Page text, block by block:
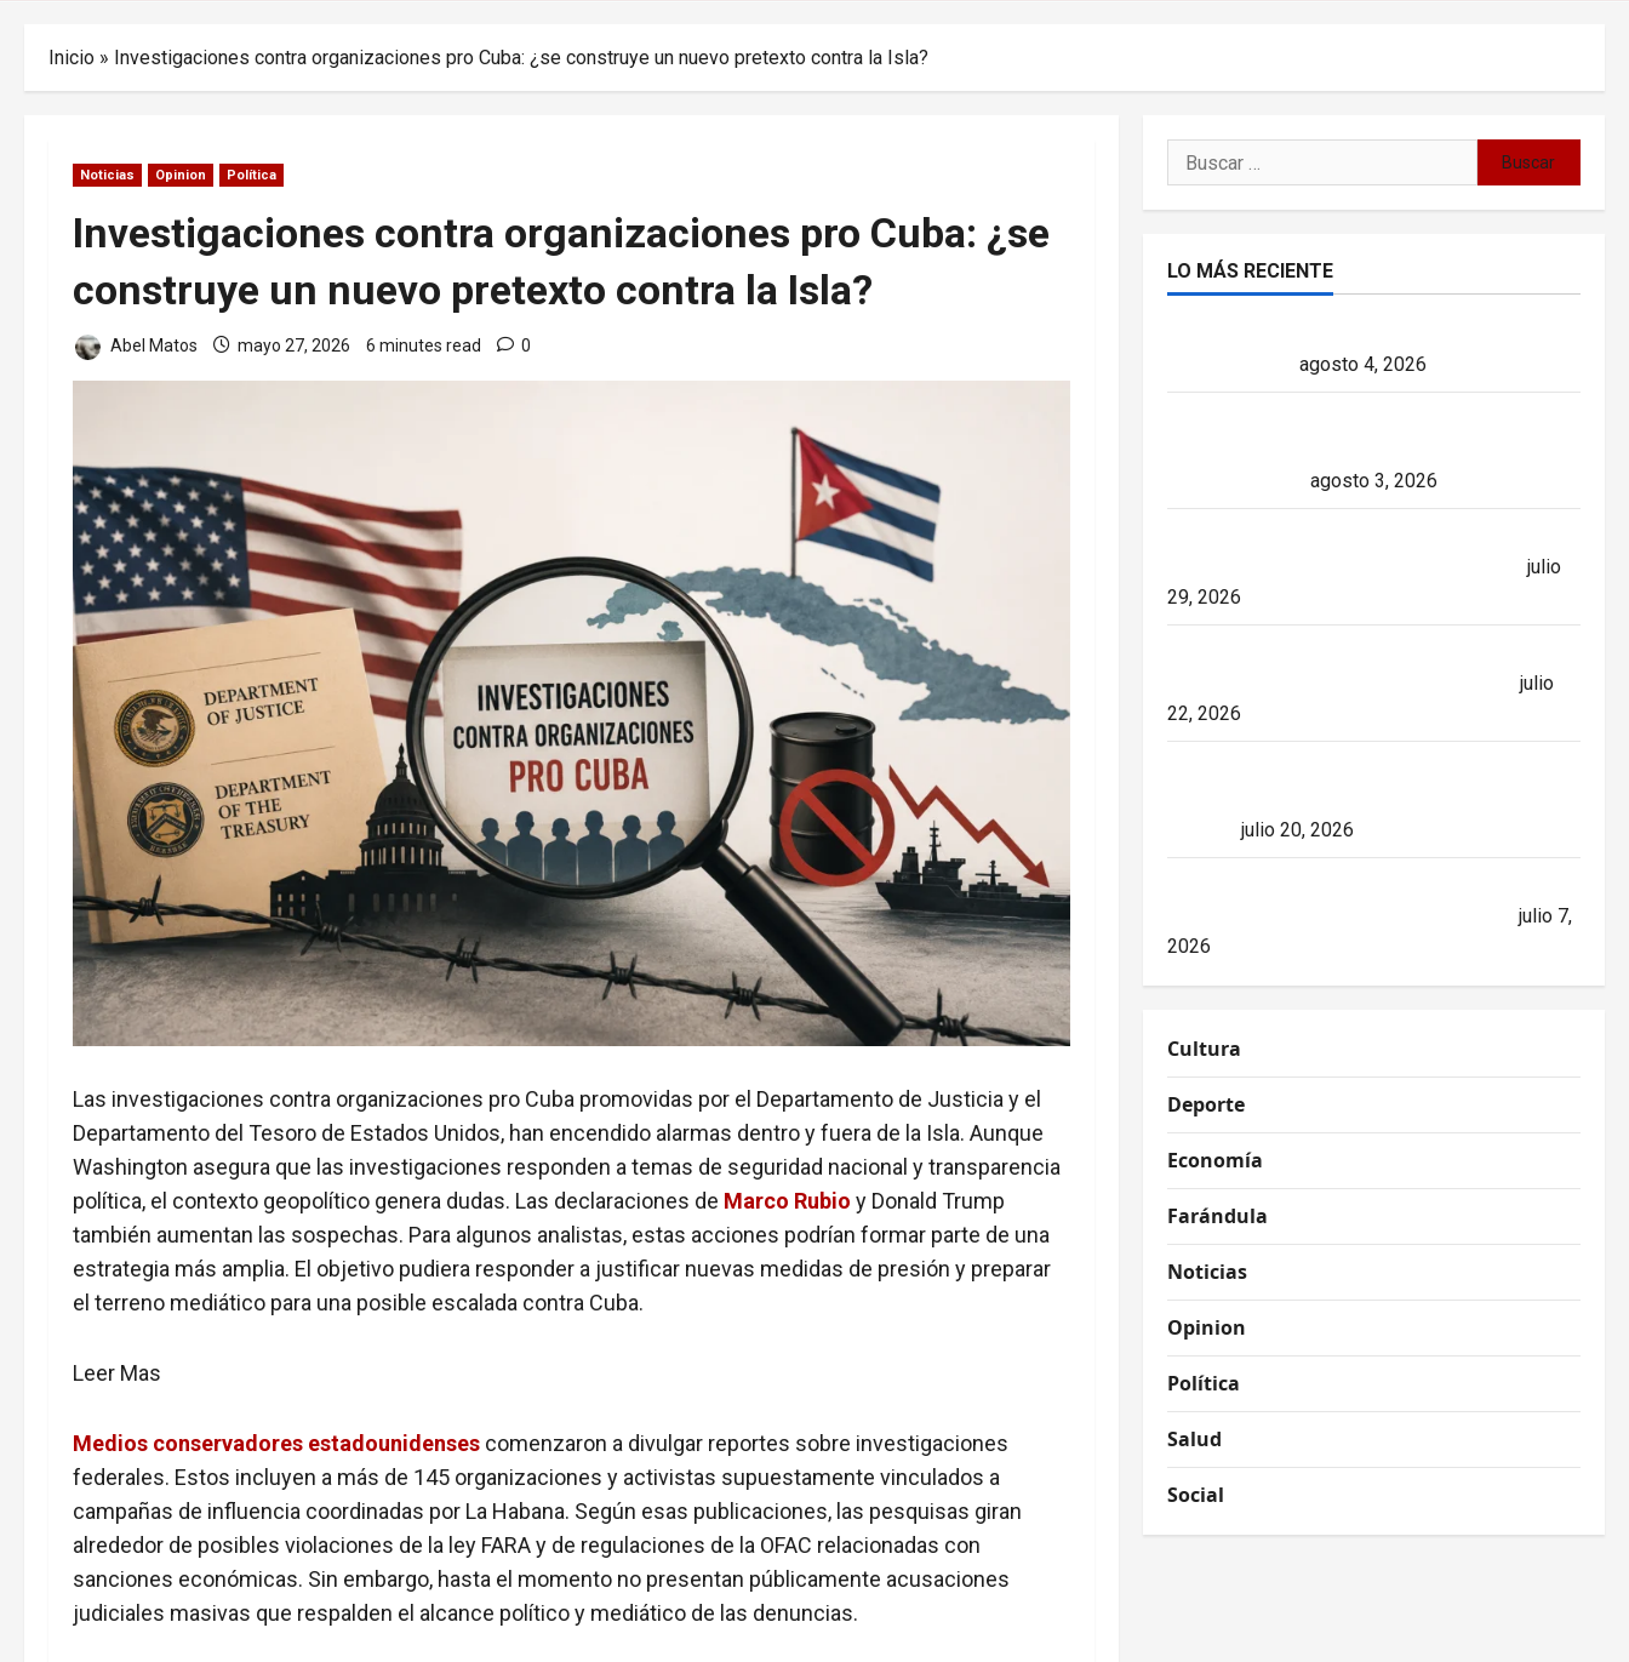
Inicio » Investigaciones contra organizaciones pro Cuba: ¿se construye un nuevo pretexto contra la Isla?
Noticias Opinion Política
Investigaciones contra organizaciones pro Cuba: ¿se
construye un nuevo pretexto contra la Isla?
Abel Matos mayo 27, 2026 6 minutes read 0
Las investigaciones contra organizaciones pro Cuba promovidas por el Departamento de Justicia y el
Departamento del Tesoro de Estados Unidos, han encendido alarmas dentro y fuera de la Isla. Aunque
Washington asegura que las investigaciones responden a temas de seguridad nacional y transparencia
política, el contexto geopolítico genera dudas. Las declaraciones de Marco Rubio y Donald Trump
también aumentan las sospechas. Para algunos analistas, estas acciones podrían formar parte de una
estrategia más amplia. El objetivo pudiera responder a justificar nuevas medidas de presión y preparar
el terreno mediático para una posible escalada contra Cuba.
Leer Mas
contra
organizaciones
pro
Cuba:
¿se
construye
Medios conservadores estadounidenses comenzaron a divulgar reportes sobre investigaciones
federales. Estos incluyen a más de 145 organizaciones y activistas supuestamente vinculados a
campañas de influencia coordinadas por La Habana. Según esas publicaciones, las pesquisas giran
alrededor de posibles violaciones de la ley FARA y de regulaciones de la OFAC relacionadas con
sanciones económicas. Sin embargo, hasta el momento no presentan públicamente acusaciones
judiciales masivas que respalden el alcance político y mediático de las denuncias.
Buscar:
LO MÁS RECIENTE
agosto 4, 2026
agosto 3, 2026
julio
29, 2026
julio
22, 2026
julio 20, 2026
julio 7,
2026
Cultura
Deporte
Economía
Farándula
Noticias
Opinion
Política
Salud
Social